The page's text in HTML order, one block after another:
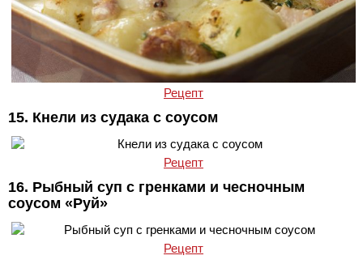
Рецепт
15. Кнели из судака с соусом
Рецепт
16. Рыбный суп с гренками и чесночным
соусом «Руй»
Рецепт